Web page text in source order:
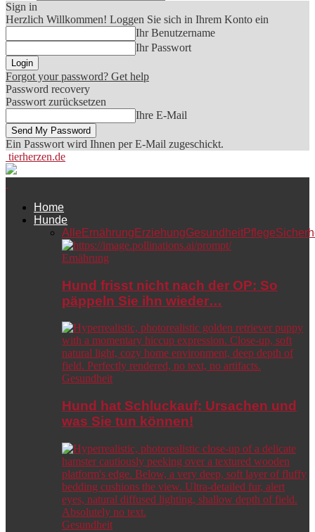
Sign in
Herzlich Willkommen! Loggen Sie sich in Ihrem Konto ein
Ihr Benutzername
Ihr Passwort
Forgot your password? Get help
Password recovery
Passwort zurücksetzen
Ihre E-Mail
Ein Passwort wird Ihnen per E-Mail zugeschickt.
tierherzen.de
Home
Hunde
Alle Ernährung ErziehungGesundheitPflege
Ernährung
Hund frisst nicht nach der OP: So
päppeln Sie ihn wieder…
Gesundheit
Hund hat Schluckauf: Ursachen und
was Sie tun können!
Gesundheit